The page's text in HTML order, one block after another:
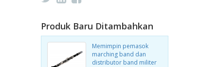
Produk Baru Ditambahkan
Memimpin pemasok
marching band dan
distributor band militer